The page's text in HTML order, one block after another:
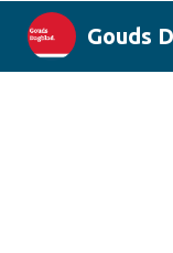
Gouds